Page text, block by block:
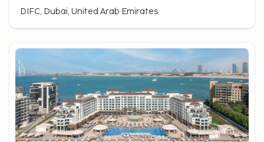
DIFC, Dubai, United Arab Emirates